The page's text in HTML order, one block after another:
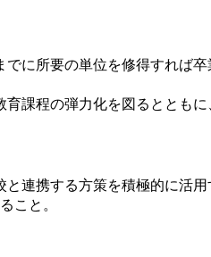
に所要の単位を修得すれば
課程の弾力化を図るととも
連携する方策を積極的に活
こと。